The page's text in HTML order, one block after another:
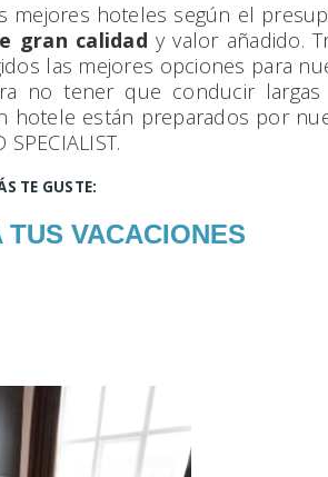
hoteles según el
gran calidad y valor añadido.
las mejores opciones para
no tener que conducir
están preparados por
TE GUSTE:
VACACIONES